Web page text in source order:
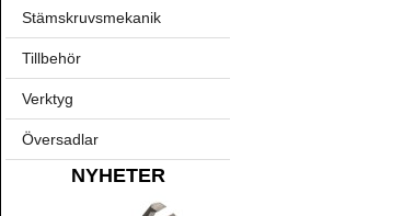
Stämskruvsmekanik
Tillbehör
Verktyg
Översadlar
NYHETER